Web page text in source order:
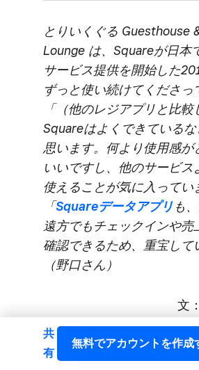
とりいく​ぐる​ Guesthouse
Lounge は、​Squareが​日本
サービス提供を​開始した​
ずっと​使い続けてくださっ
「（他の​レジアプリと​比較
Squareは​よく​できているな
思います。​何より​使用感が​
いいですし、​他の​サービス
使える​ことが​気に入ってい
​「Squareデータアプリも
遠方でも​チェックインや​売
確認できる​ため、​重宝して
（野口さん）
文
写真
Facebook
共
有
無料で​アカウントを​作成